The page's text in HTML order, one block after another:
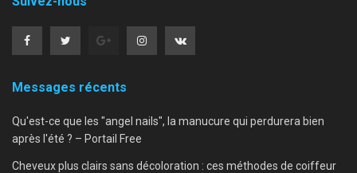
Messages récents
Qu'est-ce que les "angel nails", la manucure qui perdurera bien
après l'été ? – Portail Free
Cheveux plus clairs sans décoloration : ces méthodes de coiffeur